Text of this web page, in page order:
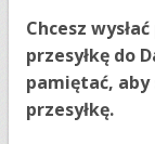
Chcesz
przesyłkę do
pamiętać, aby
przesyłkę.